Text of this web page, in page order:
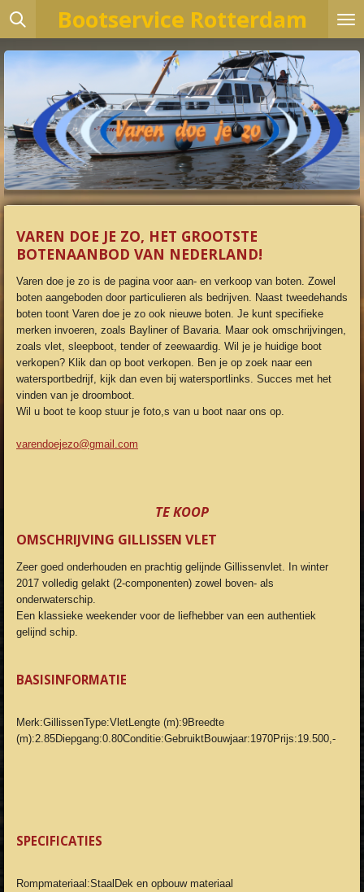
Ga
direct
naar
de
Bootservice Rotterdam
VAREN DOE JE ZO, HET GROOTSTE
BOTENAANBOD VAN NEDERLAND!
Varen doe je zo is de pagina voor aan- en verkoop van boten. Zowel
boten aangeboden door particulieren als bedrijven. Naast tweedehands
boten toont Varen doe je zo ook nieuwe boten. Je kunt specifieke
merken invoeren, zoals Bayliner of Bavaria. Maar ook omschrijvingen,
zoals vlet, sleepboot, tender of zeewaardig. Wil je je huidige boot
verkopen? Klik dan op boot verkopen. Ben je op zoek naar een
watersportbedrijf, kijk dan even bij watersportlinks. Succes met het
vinden van je droomboot.
Wil u boot te koop stuur je foto,s van u boot naar ons op.
varendoejezo@gmail.com
TE KOOP
OMSCHRIJVING GILLISSEN VLET
Zeer goed onderhouden en prachtig gelijnde Gillissenvlet. In winter
2017 volledig gelakt (2-componenten) zowel boven- als
onderwaterschip.
Een klassieke weekender voor de liefhebber van een authentiek
gelijnd schip.
BASISINFORMATIE
Merk:GillissenType:VletLengte (m):9Breedte
(m):2.85Diepgang:0.80Conditie:GebruiktBouwjaar:1970Prijs:19.500,-
SPECIFICATIES
Rompmateriaal:StaalDek en opbouw materiaal